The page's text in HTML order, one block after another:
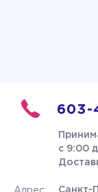
603-
с 9:00
Санкт-